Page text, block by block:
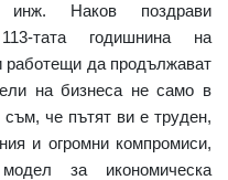
инж. Наков поздрави
тата годишнина на
работещи да продължават
на бизнеса не само в
съм, че пътят ви е труден,
и огромни компромиси,
за икономическа